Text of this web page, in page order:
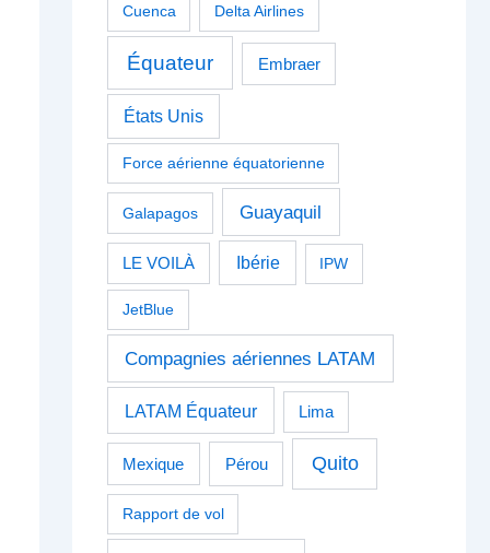
Cuenca Delta Airlines
Équateur Embraer
États Unis
Force aérienne équatorienne
Galapagos Guayaquil
LE VOILÀ Ibérie IPW
JetBlue
Compagnies aériennes LATAM
LATAM Équateur Lima
Mexique Pérou Quito
Rapport de vol